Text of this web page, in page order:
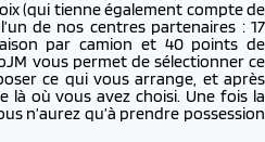
(qui tienne également compte de
de nos centres partenaires : 17
par camion et 40 points de
vous permet de sélectionner ce
ce qui vous arrange, et après
là où vous avez choisi. Une fois la
n’aurez qu’à prendre possession